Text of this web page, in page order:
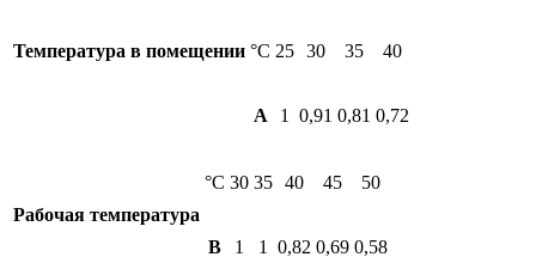
Температура в помещении °C 25 30 35 40
A 1 0,91 0,81 0,72
Рабочая температура
°C 30 35 40 45 50
B 1 1 0,82 0,69 0,58